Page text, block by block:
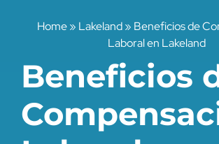
Home» Lakeland» Beneficios de
Laboral en Lakeland
Beneficios